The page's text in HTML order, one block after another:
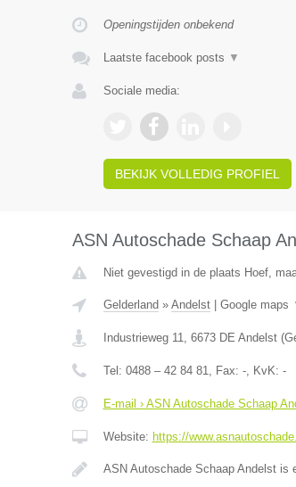
Openingstijden onbekend
Laatste facebook posts ▼
Sociale media:
BEKIJK VOLLEDIG PROFIEL
ASN Autoschade Schaap
Niet gevestigd in de plaats Hoef,
Gelderland » Andelst| Google maps
Industrieweg 11, 6673 DE Andelst(
Tel: 0488 – 42 84 81, Fax: -, KvK: -
E-mail › ASN Autoschade Schaap
Website: https://
ASN Autoschade Schaap Andelst is